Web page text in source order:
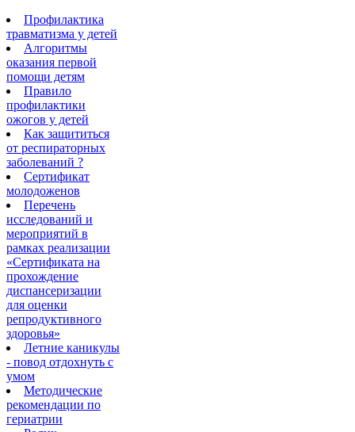
Профилактика
травматизма у детей
Алгоритмы
оказания первой
помощи детям
Правило
профилактики
ожогов у детей
Как защититься
от респираторных
заболеваний ?
Сертификат
молодоженов
Перечень
исследований и
мероприятий в
рамках реализации
«Сертификата на
прохождение
диспансеризации
для оценки
репродуктивного
здоровья»
Летние каникулы
- повод отдохнуть с
умом
Методические
рекомендации по
гериатрии